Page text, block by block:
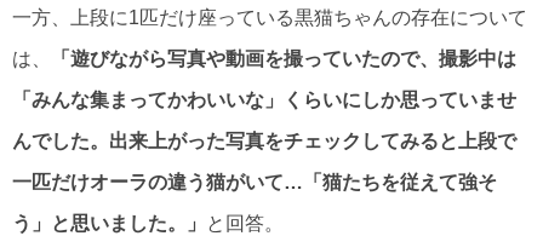
一方、上段に1匹だけ座っている黒猫ちゃんの存在について
は、
「遊びながら写真や動画を撮っていたので、撮影中は
「みんな集まってかわいいな」くらいにしか思っていませ
んでした。出来上がった写真をチェックしてみると上段で
一匹だけオーラの違う猫がいて…「猫たちを従えて強そ
う」と思いました。」
と回答。